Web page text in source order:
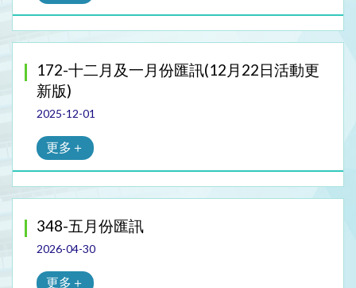
172-十二月及一月份匯訊(12月22日活動更
新版)
2025-12-01
更多＋
348-五月份匯訊
2026-04-30
更多＋